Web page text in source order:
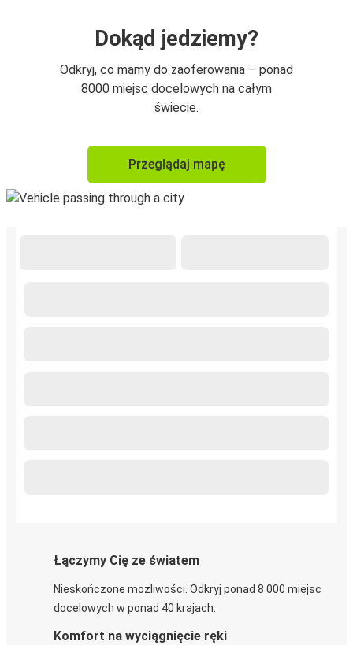
Dokąd jedziemy?
Odkryj, co mamy do zaoferowania – ponad
8000 miejsc docelowych na całym
świecie.
Przeglądaj mapę
Łączymy Cię ze światem
Nieskończone możliwości. Odkryj ponad 8 000 miejsc
docelowych w ponad 40 krajach.
Komfort na wyciągnięcie ręki